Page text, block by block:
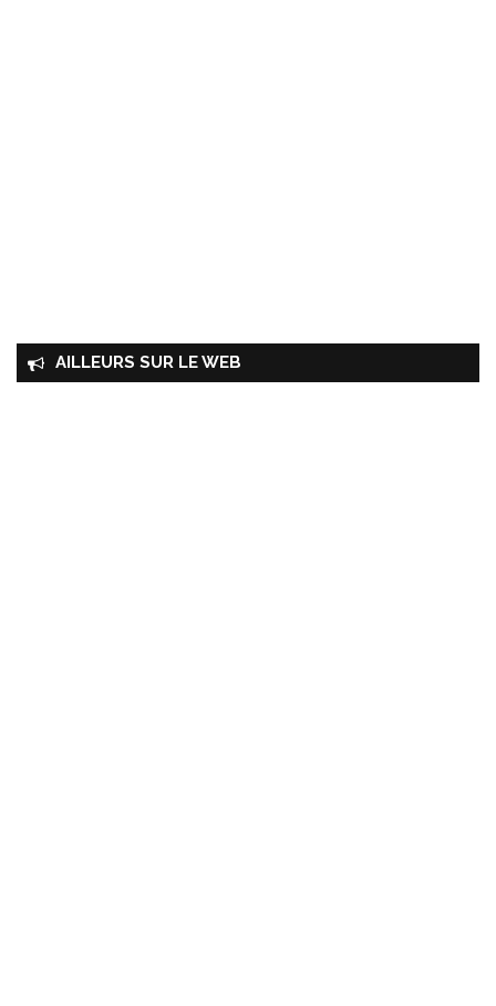
AILLEURS SUR LE WEB